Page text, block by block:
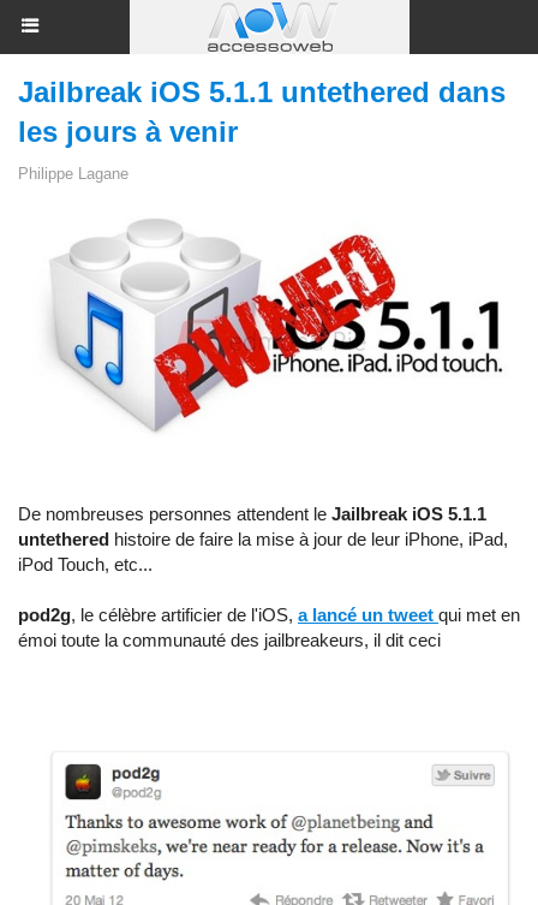
Jailbreak iOS 5.1.1 untethered dans
les jours à venir
Philippe Lagane
De nombreuses personnes attendent le Jailbreak iOS 5.1.1
untethered histoire de faire la mise à jour de leur iPhone, iPad,
iPod Touch, etc...
pod2g, le célèbre artificier de l'iOS, a lancé un tweet qui met en
émoi toute la communauté des jailbreakeurs, il dit ceci